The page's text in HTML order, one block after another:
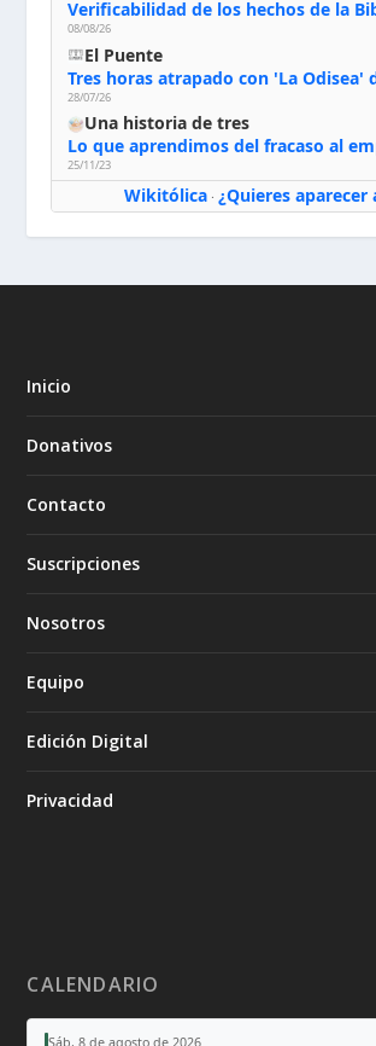
Verificabilidad de los hechos de la
08/08/26
El Puente
Tres horas atrapado con 'La Odisea'
28/07/26
Una historia de tres
Lo que aprendimos del fracaso al
25/11/23
Wikitólica· ¿Quieres aparecer
Inicio
Donativos
Contacto
Suscripciones
Nosotros
Equipo
Edición Digital
Privacidad
CALENDARIO
Sáb, 8 de agosto de 2026